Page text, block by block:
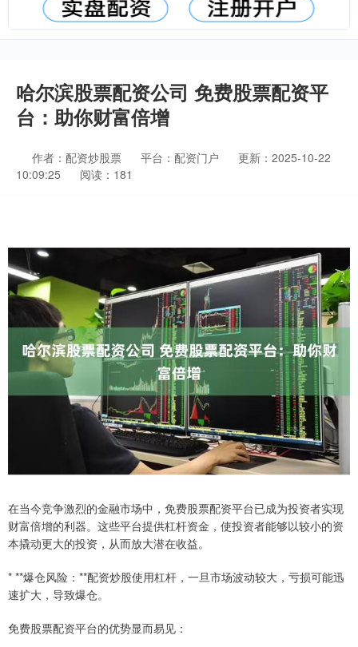
哈尔滨股票配资公司 免费股票配资平
台：助你财富倍增
作者：配资炒股票 平台：配资门户
更新：2025-10-22
10:09:25
阅读：181
在当今竞争激烈的金融市场中，免费股票配资平台已成为投资者实现
财富倍增的利器。这些平台提供杠杆资金，使投资者能够以较小的资
本撬动更大的投资，从而放大潜在收益。
* **爆仓风险：**配资炒股使用杠杆，一旦市场波动较大，亏损可能迅
速扩大，导致爆仓。
免费股票配资平台的优势显而易见：